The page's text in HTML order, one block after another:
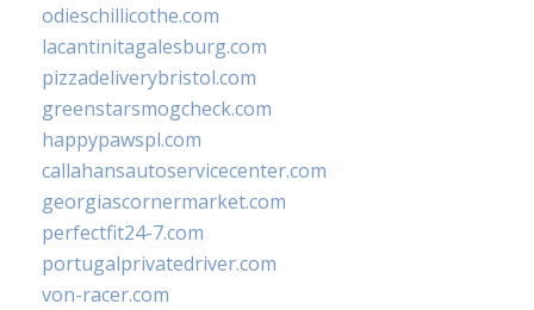
odieschillicothe.com
lacantinitagalesburg.com
pizzadeliverybristol.com
greenstarsmogcheck.com
happypawspl.com
callahansautoservicecenter.com
georgiascornermarket.com
perfectfit24-7.com
portugalprivatedriver.com
von-racer.com